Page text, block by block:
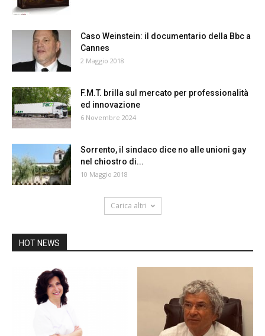
Caso Weinstein: il documentario della Bbc a
Cannes
2 Maggio 2018
F.M.T. brilla sul mercato per professionalità
ed innovazione
6 Novembre 2024
Sorrento, il sindaco dice no alle unioni gay
nel chiostro di...
10 Maggio 2018
Carica altri
HOT NEWS